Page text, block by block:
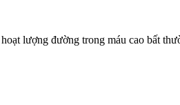
lượng đường trong máu cao bất